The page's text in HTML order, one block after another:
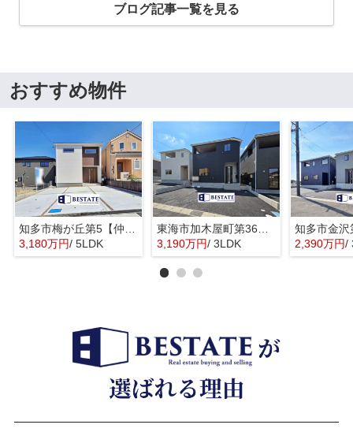
ブログ記事一覧を見る
おすすめ物件
3,180万円/ 5LDK
3,190万円/ 3LDK 2,390万円/